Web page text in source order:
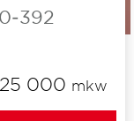
25 000 mkw